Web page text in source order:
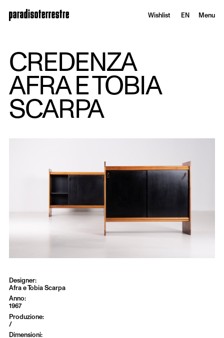
Wishlist EN Menu
CREDENZA
AFRA E TOBIA
SCARPA
Afra e Tobia Scarpa
1967
/